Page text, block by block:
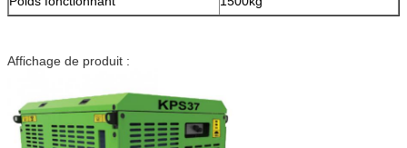
Affichage de produit :